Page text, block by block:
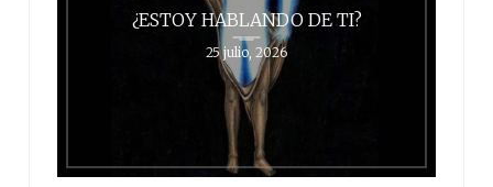
¿ESTOY HABLANDO DE TI?
25 julio, 2026